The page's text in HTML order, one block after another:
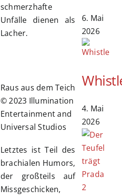
schmerzhafte
Unfälle dienen als
Lacher.
Raus aus dem Teich
© 2023 Illumination
Entertainment and
Universal Studios
Letztes ist Teil des
brachialen Humors,
der großteils auf
Missgeschicken,
6. Mai
2026
4. Mai
2026